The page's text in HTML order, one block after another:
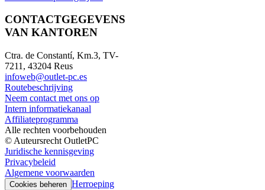
CONTACTGEGEVENS
VAN KANTOREN
Ctra. de Constantí, Km.3, TV-
7211, 43204 Reus
infoweb@outlet-pc.es
Routebeschrijving
Neem contact met ons op
Intern informatiekanaal
Affiliateprogramma
Alle rechten voorbehouden
© Auteursrecht OutletPC
Juridische kennisgeving
Privacybeleid
Algemene voorwaarden
Cookies beheren Herroeping